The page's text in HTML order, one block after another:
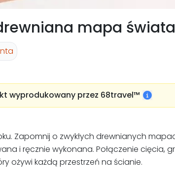
mapa
wyprodukowany przez 68travel™️
Zapomnij o zwykłych drewnianych
i ręcznie wykonana. Połączenie
ożywi każdą przestrzeń na ścianie.